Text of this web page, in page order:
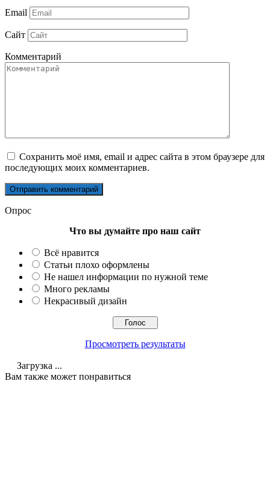
Email
Сайт
Комментарий
Сохранить моё имя, email и адрес сайта в этом браузере для
последующих моих комментариев.
Опрос
Что вы думайте про наш сайт
Всё нравится
Статьи плохо оформлены
Не нашел информации по нужной теме
Много рекламы
Некрасивый дизайн
Просмотреть результаты
Загрузка ...
Вам также может понравиться